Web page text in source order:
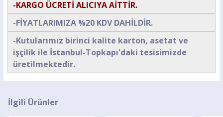
-KARGO ÜCRETİ ALICIYA AİTTİR.
-FİYATLARIMIZA %20 KDV DAHİLDİR.
-Kutularımız birinci kalite karton, asetat ve
işçilik ile İstanbul-Topkapı'daki tesisimizde
üretilmektedir.
İlgili Ürünler